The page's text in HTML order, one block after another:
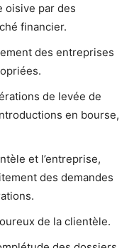
oisive par des
financier.
des entreprises
de levée de
en bourse,
et l’entreprise,
des demandes
de la clientèle.